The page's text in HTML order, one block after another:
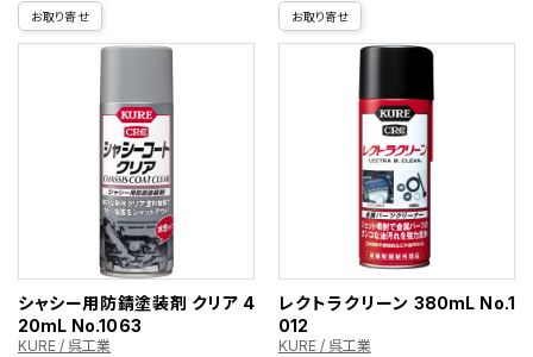
お取り寄せ
シャシー用防錆塗装剤 クリア 4
20mL No.1063
KURE / 呉工業
お取り寄せ
レクトラクリーン 380mL No.1
012
KURE / 呉工業